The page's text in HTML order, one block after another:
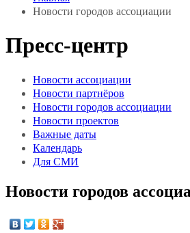
Новости городов ассоциации
Пресс-центр
Новости ассоциации
Новости партнёров
Новости городов ассоциации
Новости проектов
Важные даты
Календарь
Для СМИ
Новости городов